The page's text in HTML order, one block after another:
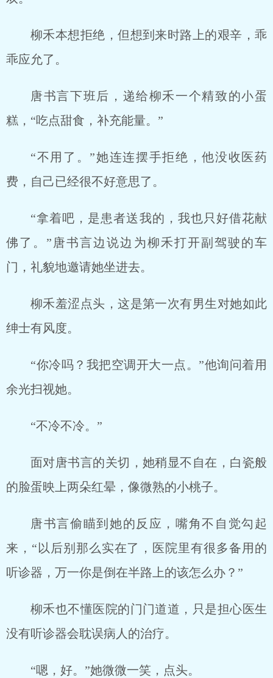
柳禾本想拒绝，但想到来时路上的艰辛，乖
乖应允了。
唐书言下班后，递给柳禾一个精致的小蛋
糕，“吃点甜食，补充能量。”
“不用了。”她连连摆手拒绝，他没收医药
费，自己已经很不好意思了。
“拿着吧，是患者送我的，我也只好借花献
佛了。”唐书言边说边为柳禾打开副驾驶的车
门，礼貌地邀请她坐进去。
柳禾羞涩点头，这是第一次有男生对她如此
绅士有风度。
“你冷吗？我把空调开大一点。”他询问着用
余光扫视她。
“不冷不冷。”
面对唐书言的关切，她稍显不自在，白瓷般
的脸蛋映上两朵红晕，像微熟的小桃子。
唐书言偷瞄到她的反应，嘴角不自觉勾起
来，“以后别那么实在了，医院里有很多备用的
听诊器，万一你是倒在半路上的该怎么办？”
柳禾也不懂医院的门门道道，只是担心医生
没有听诊器会耽误病人的治疗。
“嗯，好。”她微微一笑，点头。